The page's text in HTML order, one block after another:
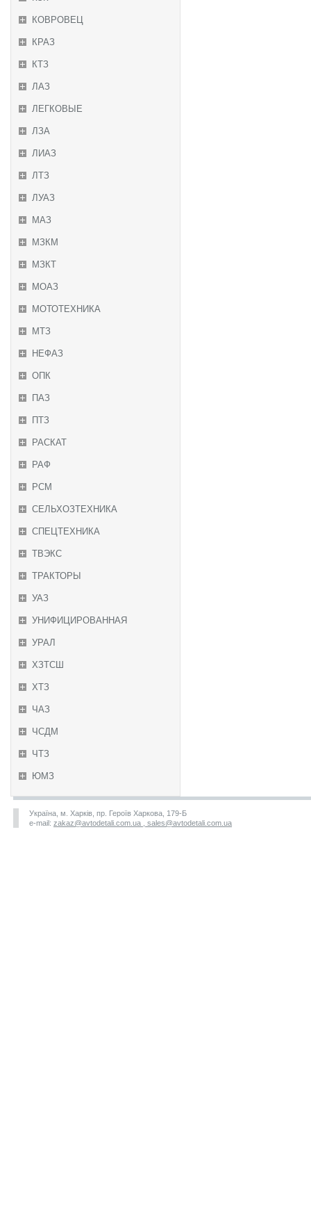
КОВРОВЕЦ
КРАЗ
КТЗ
ЛАЗ
ЛЕГКОВЫЕ
ЛЗА
ЛИАЗ
ЛТЗ
ЛУАЗ
МАЗ
МЗКМ
МЗКТ
МОАЗ
МОТОТЕХНИКА
МТЗ
НЕФАЗ
ОПК
ПАЗ
ПТЗ
РАСКАТ
РАФ
РСМ
СЕЛЬХОЗТЕХНИКА
СПЕЦТЕХНИКА
ТВЭКС
ТРАКТОРЫ
УАЗ
УНИФИЦИРОВАННАЯ
УРАЛ
ХЗТСШ
ХТЗ
ЧАЗ
ЧСДМ
ЧТЗ
ЮМЗ
Україна, м. Харків, пр. Героїв Харкова, 179-Б
e-mail: zakaz@avtodetali.com.ua , sales@avtodetali.com.ua